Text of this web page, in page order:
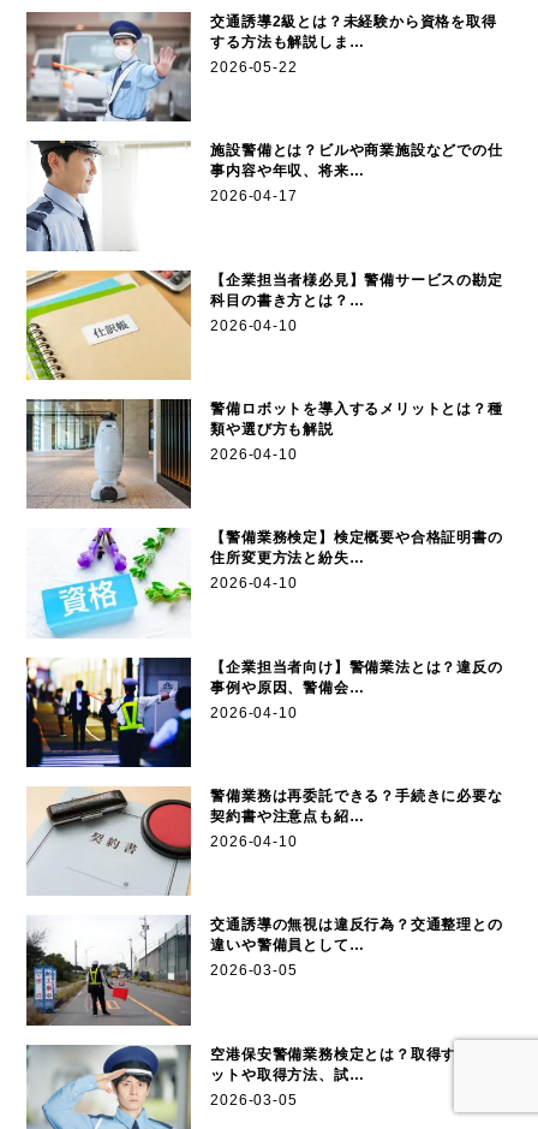
交通誘導2級とは？未経験から資格を取得
する方法も解説しま…
2026-05-22
施設警備とは？ビルや商業施設などでの仕
事内容や年収、将来…
2026-04-17
【企業担当者様必見】警備サービスの勘定
科目の書き方とは？…
2026-04-10
警備ロボットを導入するメリットとは？種
類や選び方も解説
2026-04-10
【警備業務検定】検定概要や合格証明書の
住所変更方法と紛失…
2026-04-10
【企業担当者向け】警備業法とは？違反の
事例や原因、警備会…
2026-04-10
警備業務は再委託できる？手続きに必要な
契約書や注意点も紹…
2026-04-10
交通誘導の無視は違反行為？交通整理との
違いや警備員として…
2026-03-05
空港保安警備業務検定とは？取得するメリ
ットや取得方法、試…
2026-03-05